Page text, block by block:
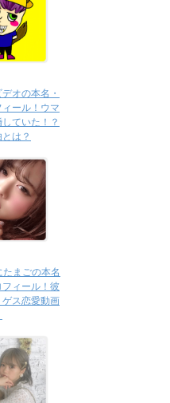
オの本名・
ール！ウマ
ていた！？
は？
まごの本名
フィール！彼
ゲス恋愛動画